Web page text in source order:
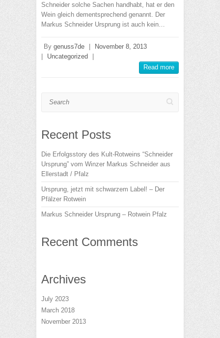
Schneider solche Sachen handhabt, hat er den
Wein gleich dementsprechend genannt. Der
Markus Schneider Ursprung ist auch kein…
By genuss7de |
November 8, 2013
|
Uncategorized
|
Read more
Recent Posts
Die Erfolgsstory des Kult-Rotweins “Schneider
Ursprung” vom Winzer Markus Schneider aus
Ellerstadt / Pfalz
Ursprung, jetzt mit schwarzem Label! – Der
Pfälzer Rotwein
Markus Schneider Ursprung – Rotwein Pfalz
Recent Comments
Archives
July 2023
March 2018
November 2013